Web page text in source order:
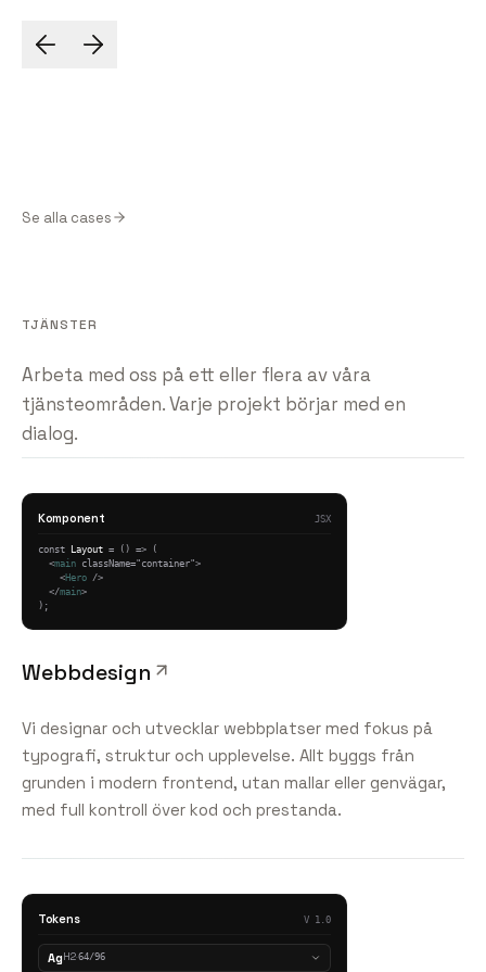
APH Film
Se alla cases
TJÄNSTER
Arbeta med oss på ett eller flera av våra
tjänsteområden. Varje projekt börjar med en
dialog.
Komponent JSX
const Layout = () => (
  <
main className="container">
    <
Hero />
  </
main>
);
Webbdesign
Vi designar och utvecklar webbplatser med fokus på
typografi, struktur och upplevelse. Allt byggs från
grunden i modern frontend, utan mallar eller genvägar,
med full kontroll över kod och prestanda.
Tokens V 1.0
AgH2·64/96